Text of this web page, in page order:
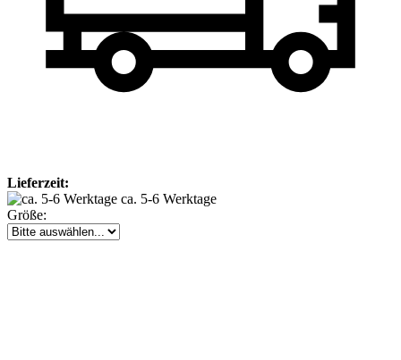
Lieferzeit:
ca. 5-6 Werktage
Größe: